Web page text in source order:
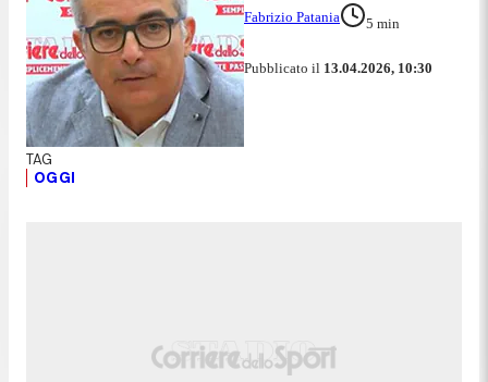
Fabrizio Patania 5 min
Pubblicato il 13.04.2026, 10:30
OGGI